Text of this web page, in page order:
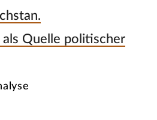
Quelle politischer